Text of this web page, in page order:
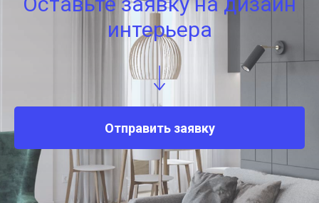
интерьера
Отправить заявку